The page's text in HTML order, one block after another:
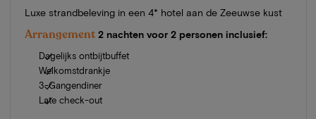
Luxe strandbeleving in een 4* hotel aan de Zeeuwse kust
Arrangement 2 nachten voor 2 personen inclusief:
Dagelijks ontbijtbuffet
Welkomstdrankje
3-Gangendiner
Late check-out